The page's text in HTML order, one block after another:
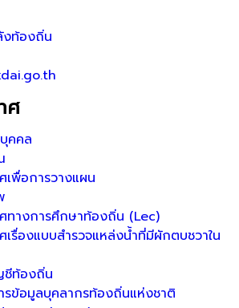
งท้องถิ่น
ศ
คคล
เพื่อการวางแผน
ศทางการศึกษาท้องถิ่น (Lec)
เรื่องแบบสำรวจแหล่งน้ำที่มีผักตบชวาใน
ชีท้องถิ่น
รข้อมูลบุคลากรท้องถิ่นแห่งชาติ